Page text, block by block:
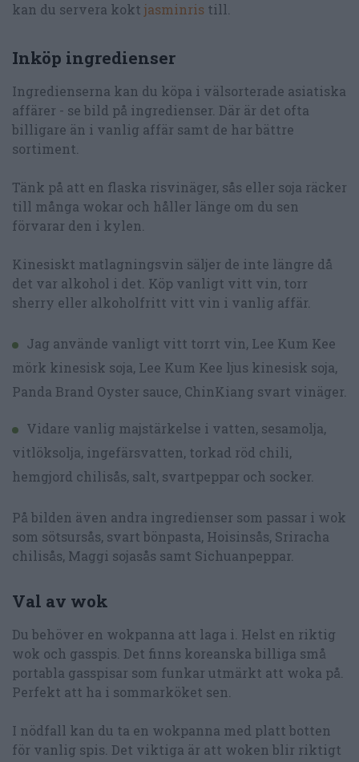
kan du servera kokt jasminris till.
Inköp ingredienser
Ingredienserna kan du köpa i välsorterade asiatiska
affärer - se bild på ingredienser. Där är det ofta
billigare än i vanlig affär samt de har bättre
sortiment.
Tänk på att en flaska risvinäger, sås eller soja räcker
till många wokar och håller länge om du sen
förvarar den i kylen.
Kinesiskt matlagningsvin säljer de inte längre då
det var alkohol i det. Köp vanligt vitt vin, torr
sherry eller alkoholfritt vitt vin i vanlig affär.
Jag använde vanligt vitt torrt vin, Lee Kum Kee
mörk kinesisk soja, Lee Kum Kee ljus kinesisk soja,
Panda Brand Oyster sauce, ChinKiang svart vinäger.
Vidare vanlig majstärkelse i vatten, sesamolja,
vitlöksolja, ingefärsvatten, torkad röd chili,
hemgjord chilisås, salt, svartpeppar och socker.
På bilden även andra ingredienser som passar i wok
som sötsursås, svart bönpasta, Hoisinsås, Sriracha
chilisås, Maggi sojasås samt Sichuanpeppar.
Val av wok
Du behöver en wokpanna att laga i. Helst en riktig
wok och gasspis. Det finns koreanska billiga små
portabla gasspisar som funkar utmärkt att woka på.
Perfekt att ha i sommarköket sen.
I nödfall kan du ta en wokpanna med platt botten
för vanlig spis. Det viktiga är att woken blir riktigt